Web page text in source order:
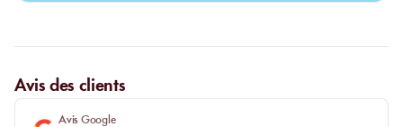
Avis des clients
Avis Google